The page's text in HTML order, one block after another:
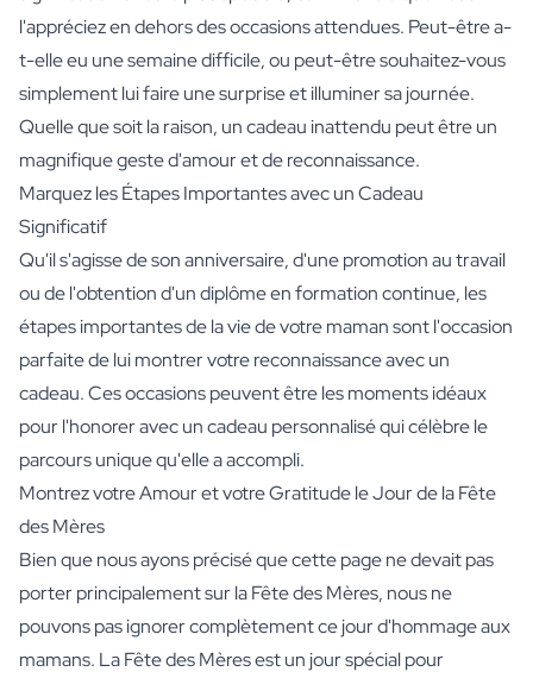
l'appréciez en dehors des occasions attendues. Peut-être a-
t-elle eu une semaine difficile, ou peut-être souhaitez-vous
simplement lui faire une surprise et illuminer sa journée.
Quelle que soit la raison, un cadeau inattendu peut être un
magnifique geste d'amour et de reconnaissance.
Marquez les Étapes Importantes avec un Cadeau
Significatif
Qu'il s'agisse de son anniversaire, d'une promotion au travail
ou de l'obtention d'un diplôme en formation continue, les
étapes importantes de la vie de votre maman sont l'occasion
parfaite de lui montrer votre reconnaissance avec un
cadeau. Ces occasions peuvent être les moments idéaux
pour l'honorer avec un cadeau personnalisé qui célèbre le
parcours unique qu'elle a accompli.
Montrez votre Amour et votre Gratitude le Jour de la Fête
des Mères
Bien que nous ayons précisé que cette page ne devait pas
porter principalement sur la Fête des Mères, nous ne
pouvons pas ignorer complètement ce jour d'hommage aux
mamans. La Fête des Mères est un jour spécial pour